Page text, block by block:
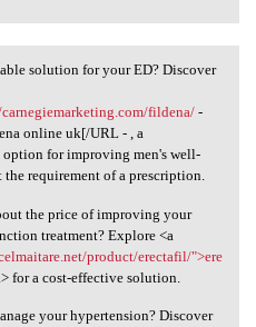
solution
solution for your ED? Discover
fildena/-
online uk[/URL - , a
for improving men's well-
requirement of a prescription.
the price of improving your
treatment? Explore <a
product/erectafil/">ere
for a cost-effective solution.
your hypertension? Discover